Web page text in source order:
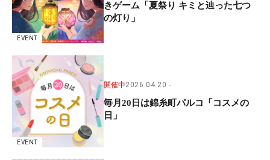
EVENT
きゲーム「夏祭り キミと辿った七つ
の灯り」
EVENT
開催中2026.04.20
毎月20日は錦糸町パルコ「コスメの
日」